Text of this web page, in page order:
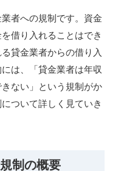
者への規制です。資金
借り入れることはでき
貸金業者からの借り入
は、「貸金業者は年収
ない」という規制がか
ついて詳しく見ていき
制の概要